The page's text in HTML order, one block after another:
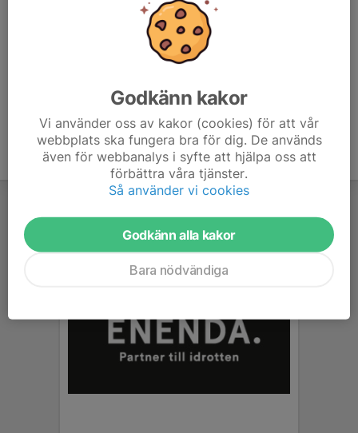
Godkänn kakor
Vi använder oss av kakor (cookies) för att vår
webbplats ska fungera bra för dig. De används
även för webbanalys i syfte att hjälpa oss att
förbättra våra tjänster.
Så använder vi cookies
Godkänn alla kakor
Bara nödvändiga